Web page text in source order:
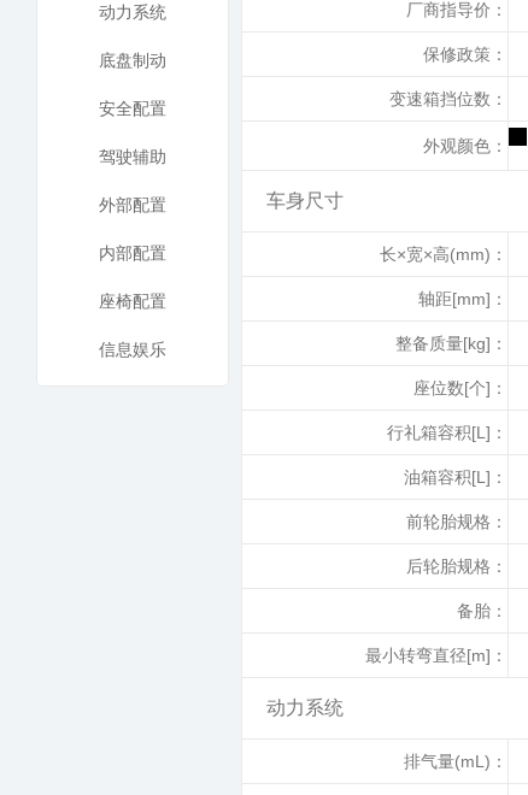
厂商指导价：
保修政策：
变速箱挡位数：
外观颜色：
车身尺寸
长×宽×高(mm)：
轴距[mm]：
整备质量[kg]：
座位数[个]：
行礼箱容积[L]：
油箱容积[L]：
前轮胎规格：
后轮胎规格：
备胎：
最小转弯直径[m]：
动力系统
排气量(mL)：
动力系统
底盘制动
安全配置
驾驶辅助
外部配置
内部配置
座椅配置
信息娱乐